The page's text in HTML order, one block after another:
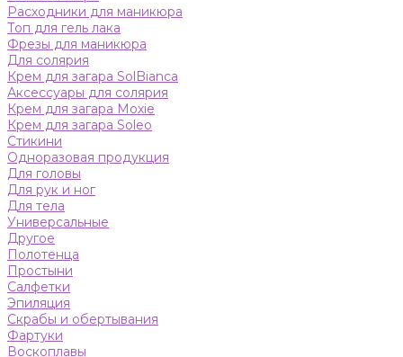
Расходники для маникюра
Топ для гель лака
Фрезы для маникюра
Для солярия
Крем для загара SolBianca
Аксессуары для солярия
Крем для загара Moxie
Крем для загара Soleo
Стикини
Одноразовая продукция
Для головы
Для рук и ног
Для тела
Универсальные
Другое
Полотенца
Простыни
Салфетки
Эпиляция
Скрабы и обертывания
Фартуки
Воскоплавы